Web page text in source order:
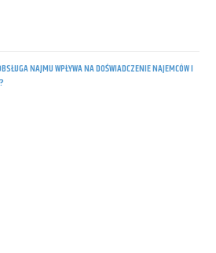
NAJMU WPŁYWA NA DOŚWIADCZENIE NAJEMCÓW I